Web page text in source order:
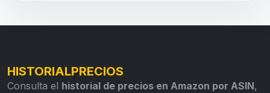
HISTORIALPRECIOS
Consulta el historial de precios en Amazon por ASIN,